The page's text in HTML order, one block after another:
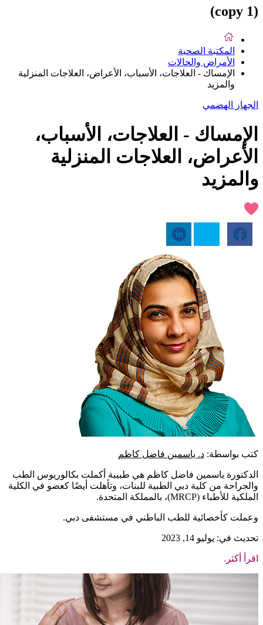
(copy 1)
المكتبة الصحية
الأمراض والحالات
الإمساك - العلاجات، الأسباب، الأعراض، العلاجات المنزلية
والمزيد
الجهاز الهضمي
الإمساك - العلاجات، الأسباب،
الأعراض، العلاجات المنزلية
والمزيد
كتب بواسطة: د. ياسمين فاضل كاظم
الدكتورة ياسمين فاضل كاظم هي طبيبة أكملت بكالوريوس الطب
والجراحة من كلية دبي الطبية للبنات، وتأهلت أيضًا كعضو في الكلية
الملكية للأطباء (MRCP)، بالمملكة المتحدة.
وعملت كأخصائية للطب الباطني في مستشفى دبي.
تحديث في: يوليو 14, 2023
اقرأ أكثر.